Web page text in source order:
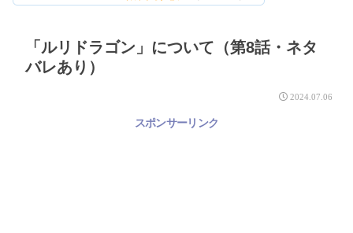
「ルリドラゴン」について（第8話・ネタ
バレあり）
2024.07.06
スポンサーリンク